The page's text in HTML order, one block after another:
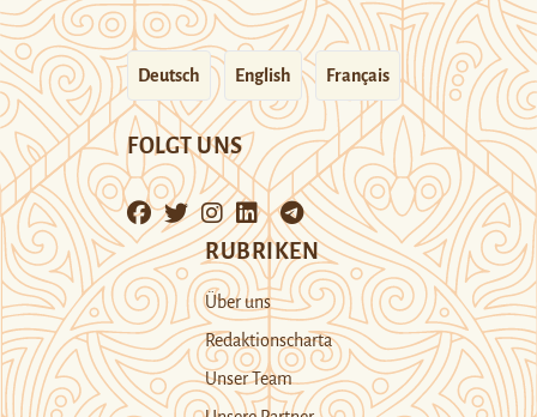
Deutsch English Français
FOLGT UNS
RUBRIKEN
Über uns
Redaktionscharta
Unser Team